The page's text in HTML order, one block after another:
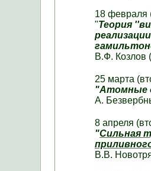
18 февраля
"Теория
В.Ф. Козлов
25 марта
"Атомные
А.
8 апреля
"Сильная
В.В.